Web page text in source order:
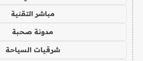
مباشر التقنية
مدونة صحبة
شرقيات السياحة